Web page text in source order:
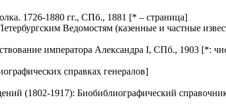
1726-1880 гг., СПб., 1881 [* – страница]
Ведомостям (казенные и частные
императора Александра I, СПб., 1903 [*:
справках генералов]
(1802-1917): Биобиблиографический